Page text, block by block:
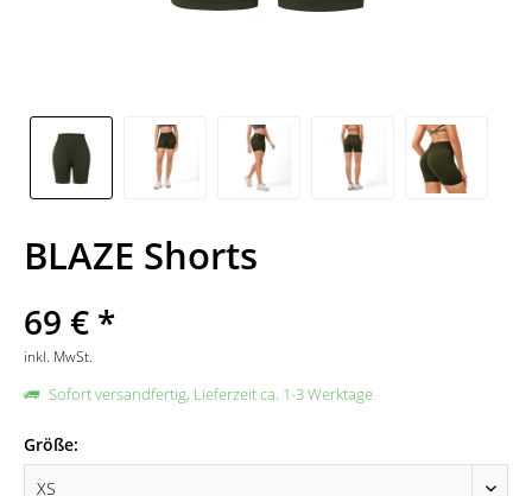
BLAZE Shorts
69 € *
inkl. MwSt.
Sofort versandfertig, Lieferzeit ca. 1-3 Werktage
Größe: